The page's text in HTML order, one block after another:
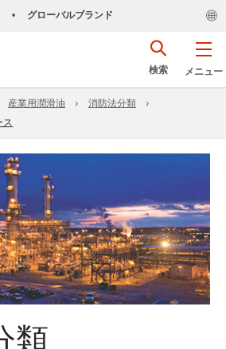
• グローバルブランド
メニュー
検索
産業用潤滑油
消防法分類
ス
類